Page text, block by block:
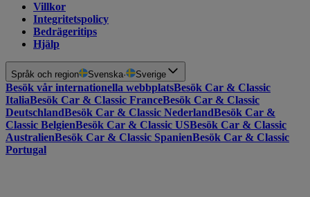
Villkor
Integritetspolicy
Bedrägeritips
Hjälp
Språk och region Svenska· Sverige
Besök vår internationella webbplatsBesök Car & Classic
ItaliaBesök Car & Classic FranceBesök Car & Classic
DeutschlandBesök Car & Classic NederlandBesök Car &
Classic BelgienBesök Car & Classic USBesök Car & Classic
AustralienBesök Car & Classic SpanienBesök Car & Classic
Portugal